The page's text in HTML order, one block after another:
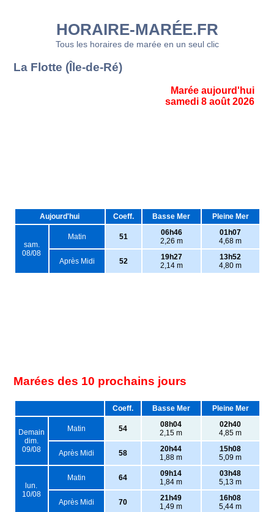
HORAIRE-MARÉE.FR
Tous les horaires de marée en un seul clic
La Flotte (Île-de-Ré)
Marée aujourd'hui
samedi 8 août 2026
Aujourd'hui Coeff. Basse Mer Pleine Mer
sam.
08/08
Matin 51
06h46
2,26 m
01h07
4,68 m
Après Midi 52
19h27
2,14 m
13h52
4,80 m
Marées des 10 prochains jours
Coeff. Basse Mer Pleine Mer
Demain
dim.
09/08
Matin 54
08h04
2,15 m
02h40
4,85 m
Après Midi 58
20h44
1,88 m
15h08
5,09 m
lun.
10/08
Matin 64
09h14
1,84 m
03h48
5,13 m
Après Midi 70
21h49
1,49 m
16h08
5,44 m